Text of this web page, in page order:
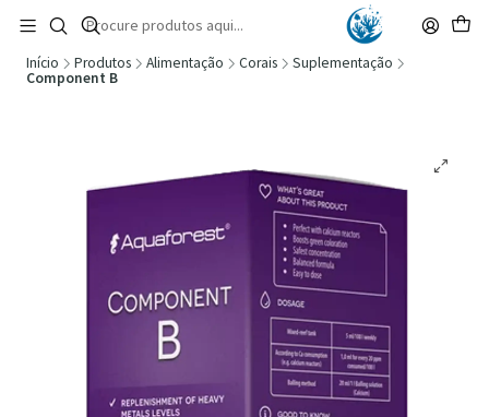
🚚 Portugal Continental: Portes Grátis desde 149,90€ (Envio extresso: 14,90€)
Ler mais
Início Produtos Alimentação Corais
Suplementação
Component B